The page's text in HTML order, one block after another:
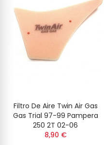
Filtro De Aire Twin Air Gas
Gas Trial 97-99 Pampera
250 2T 02-06
8,90 €